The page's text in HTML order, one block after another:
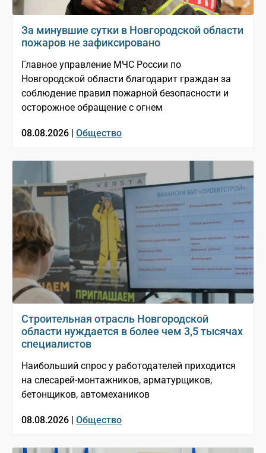
За минувшие сутки в Новгородской области
пожаров не зафиксировано
Главное управление МЧС России по
Новгородской области благодарит граждан за
соблюдение правил пожарной безопасности и
осторожное обращение с огнем
08.08.2026 | Общество
Строительная отрасль Новгородской
области нуждается в более чем 3,5 тысячах
специалистов
Наибольший спрос у работодателей приходится
на слесарей-монтажников, арматурщиков,
бетонщиков, автомехаников
08.08.2026 | Общество